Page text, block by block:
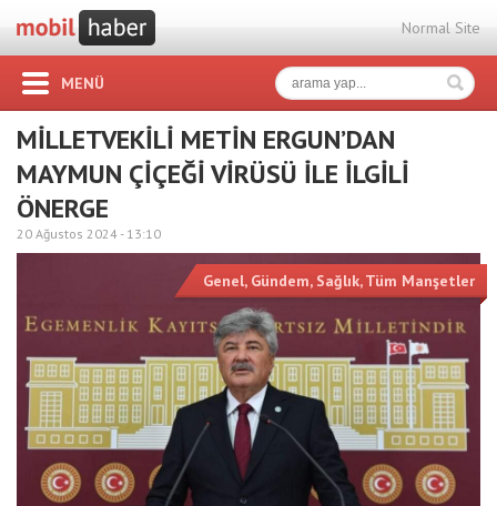
Normal Site
MENÜ
MİLLETVEKİLİ METİN ERGUN’DAN
MAYMUN ÇİÇEĞİ VİRÜSÜ İLE İLGİLİ
ÖNERGE
20 Ağustos 2024 - 13:10
Genel, Gündem, Sağlık,Tüm Manşetler